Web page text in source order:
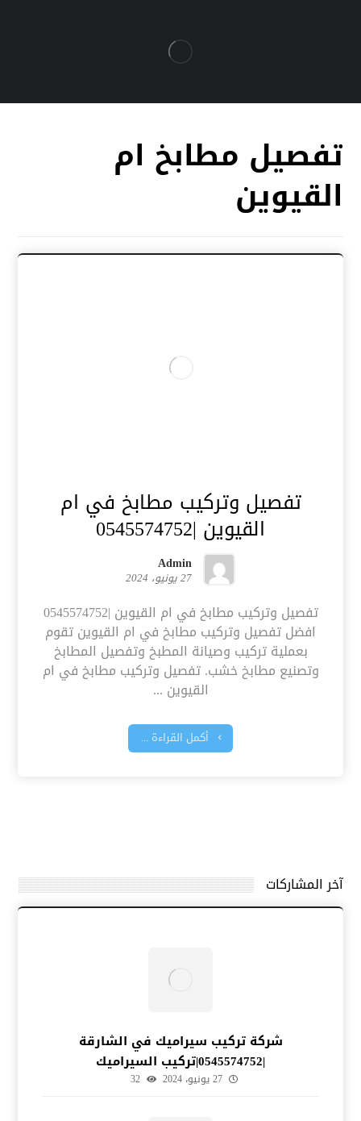
تفصيل مطابخ ام
القيوين
تفصيل وتركيب مطابخ في ام
القيوين |0545574752
Admin
27 يونيو، 2024
تفصيل وتركيب مطابخ في ام القيوين |0545574752
افضل تفصيل وتركيب مطابخ في ام القيوين تقوم
بعملية تركيب وصيانة المطبخ وتفصيل المطابخ
وتصنيع مطابخ خشب. تفصيل وتركيب مطابخ في ام
القيوين ...
أكمل القراءة ...
آخر المشاركات
شركة تركيب سيراميك في الشارقة
|0545574752|تركيب السيراميك
27 يونيو، 2024 32